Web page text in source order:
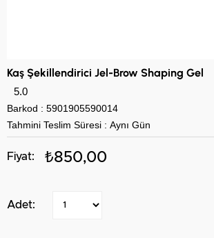
Kaş Şekillendirici Jel-Brow Shaping Gel
5.0
Barkod : 5901905590014
Tahmini Teslim Süresi : Aynı Gün
₺850,00